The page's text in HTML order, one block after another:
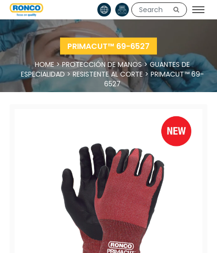
PRIMACUT™ 69-6527
HOME>PROTECCIÓN DE MANOS>GUANTES DE
ESPECIALIDAD > RESISTENTE AL CORTE> PRIMACUT™ 69-
6527